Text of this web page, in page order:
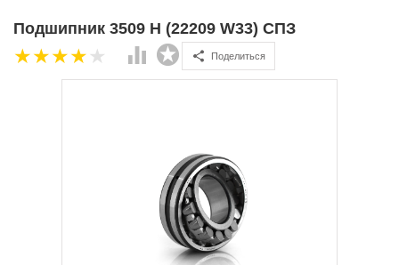
Подшипник 3509 Н (22209 W33) СПЗ
Поделиться